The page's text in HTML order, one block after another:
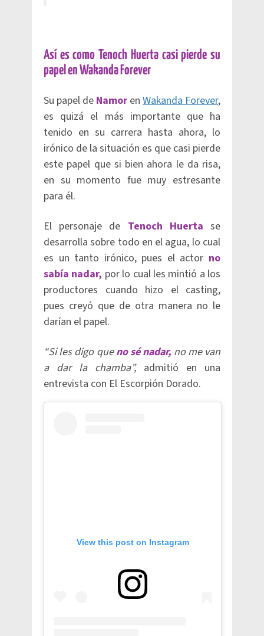
Así es como Tenoch Huerta casi pierde su
papel en Wakanda Forever
Su papel de Namor en Wakanda Forever,
es quizá el más importante que ha
tenido en su carrera hasta ahora, lo
irónico de la situación es que casi pierde
este papel que si bien ahora le da risa,
en su momento fue muy estresante
para él.
El personaje de Tenoch Huertase
desarrolla sobre todo en el agua, lo cual
es un tanto irónico, pues el actor no
sabía nadar, por lo cual les mintió a los
productores cuando hizo el casting,
pues creyó que de otra manera no le
darían el papel.
“Si les digo quenosé nadar, no me van
a dar la chamba”,admitió en una
entrevista con El Escorpión Dorado.
View this post on Instagram